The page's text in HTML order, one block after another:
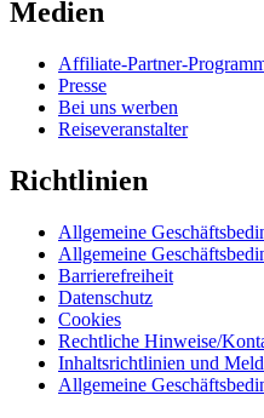
Medien
Affiliate-Partner-
Presse
Bei uns werben
Reiseveranstalter
Richtlinien
Allgemeine
Allgemeine
Barrierefreiheit
Datenschutz
Cookies
Rechtliche Hinweise/
Inhaltsrichtlinien und
Allgemeine